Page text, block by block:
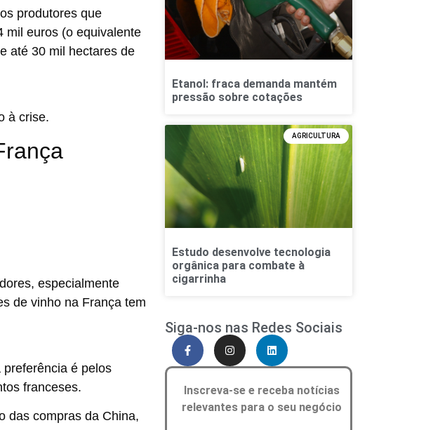
produtores que
mil euros (o equivalente
até 30 mil hectares de
à crise.
especialmente
de vinho na França tem
é pelos
franceses.
das compras da China,
Etanol: fraca demanda mantém
pressão sobre cotações
AGRICULTURA
Estudo desenvolve tecnologia
orgânica para combate à
cigarrinha
Siga-nos nas Redes Sociais
Inscreva-se e receba notícias
relevantes para o seu negócio